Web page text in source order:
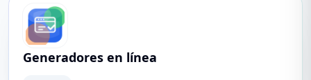
Generadores en línea